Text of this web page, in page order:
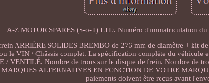
A-Z MOTOR SPARES (S-o-T) LTD. Numéro d'immatriculation
ARRIÈRE SOLIDES BREMBO de 276 mm de diamètre + kit
le VIN / Châssis complet. La spécification complète du véhicule
/ VENTILÉ. Nombre de trous sur le disque de frein. Nombre de
ALTERNATIVES EN FONCTION DE VOTRE
paiements doivent être reçus avant